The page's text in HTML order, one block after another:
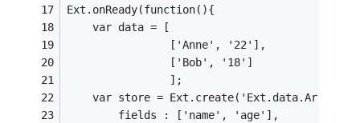
Ext.onReady(function(){
	var data = [
	            ['Anne', '22'],
	            ['Bob', '18']
	            ];
var store =
		fields : ['name', 'age'],